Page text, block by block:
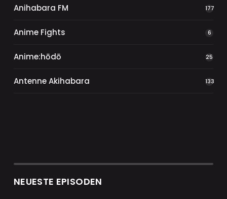
Anihabara FM 177
Anime Fights 6
Anime:hōdō 25
Antenne Akihabara 133
NEUESTE EPISODEN